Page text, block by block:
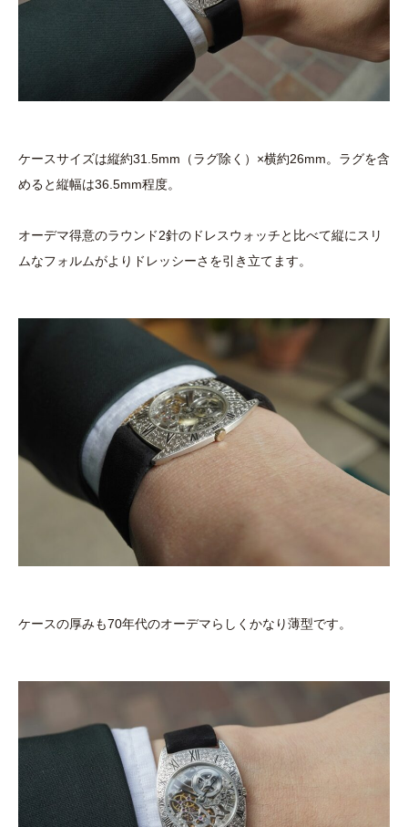
ケースサイズは縦約31.5mm（ラグ除く）×横約26mm。ラグを含
めると縦幅は36.5mm程度。
オーデマ得意のラウンド2針のドレスウォッチと比べて縦にスリ
ムなフォルムがよりドレッシーさを引き立てます。
ケースの厚みも70年代のオーデマらしくかなり薄型です。